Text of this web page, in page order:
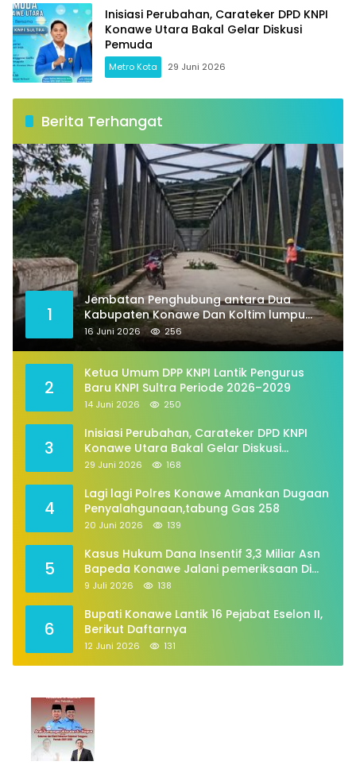
Inisiasi Perubahan, Carateker DPD KNPI
Konawe Utara Bakal Gelar Diskusi
Pemuda
Metro Kota 29 Juni 2026
Berita Terhangat
1
Jembatan Penghubung antara Dua
Kabupaten Konawe Dan Koltim lumpu
total
16 Juni 2026 256
2
Ketua Umum DPP KNPI Lantik Pengurus
Baru KNPI Sultra Periode 2026–2029
14 Juni 2026 250
3
Inisiasi Perubahan, Carateker DPD KNPI
Konawe Utara Bakal Gelar Diskusi
Pemuda
29 Juni 2026 168
4
Lagi lagi Polres Konawe Amankan Dugaan
Penyalahgunaan,tabung Gas 258
20 Juni 2026 139
5
Kasus Hukum Dana Insentif 3,3 Miliar Asn
Bapeda Konawe Jalani pemeriksaan Di
Kajaksan,
9 Juli 2026 138
6
Bupati Konawe Lantik 16 Pejabat Eselon II,
Berikut Daftarnya
12 Juni 2026 131